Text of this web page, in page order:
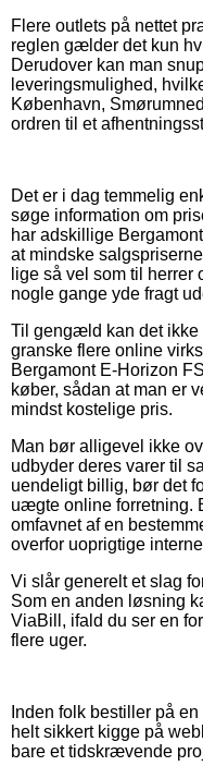
Flere outlets på nettet
reglen gælder det kun
Derudover kan man
leveringsmulighed,
København,
ordren til et
Det er i dag temmelig
søge information om
har adskillige
at mindske
lige så vel som til herrer
nogle gange yde fragt
Til gengæld kan det ikke
granske flere online
Bergamont E-Horizon
køber, sådan at man er
mindst kostelige pris.
Man bør alligevel ikke
udbyder deres varer til
uendeligt billig, bør det
uægte online forretning.
omfavnet af en
overfor uoprigtige
Vi slår generelt et slag
Som en anden løsning
ViaBill, ifald du ser en
flere uger.
Inden folk bestiller på
helt sikkert kigge på
bare et tidskrævende